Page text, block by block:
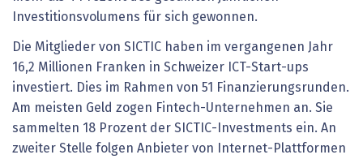
Investitionsvolumens für sich gewonnen.
Die Mitglieder von SICTIC haben im vergangenen Jahr
16,2 Millionen Franken in Schweizer ICT-Start-ups
investiert. Dies im Rahmen von 51 Finanzierungsrunden.
Am meisten Geld zogen Fintech-Unternehmen an. Sie
sammelten 18 Prozent der SICTIC-Investments ein. An
zweiter Stelle folgen Anbieter von Internet-Plattformen